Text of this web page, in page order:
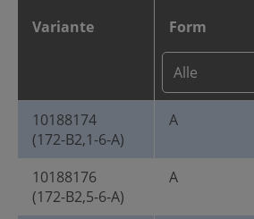
Variante Form
10188174
(172-B2,1-6-A)
A
10188176
(172-B2,5-6-A)
A